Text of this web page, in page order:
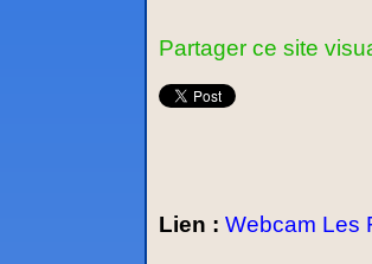
Partager ce site
Lien : Webcam Les